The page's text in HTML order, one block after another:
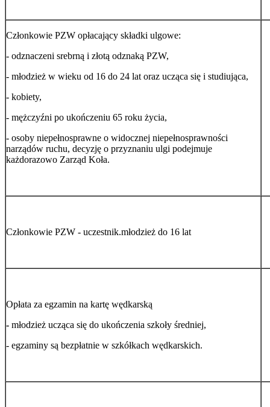
Członkowie PZW opłacający składki ulgowe:
- odznaczeni srebrną i złotą odznaką PZW,
- młodzież w wieku od 16 do 24 lat oraz ucząca się i studiująca,
- kobiety,
- mężczyźni po ukończeniu 65 roku życia,
- osoby niepełnosprawne o widocznej niepełnosprawności
narządów ruchu, decyzję o przyznaniu ulgi podejmuje
każdorazowo Zarząd Koła.
Członkowie PZW - uczestnik.młodzież do 16 lat
Opłata za egzamin na kartę wędkarską
- młodzież ucząca się do ukończenia szkoły średniej,
- egzaminy są bezpłatnie w szkółkach wędkarskich.